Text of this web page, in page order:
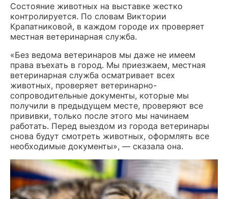
Состояние животных на выставке жестко
контролируется. По словам Виктории
Крапатниковой, в каждом городе их проверяет
местная ветеринарная служба.
«Без ведома ветеринаров мы даже не имеем
права въехать в город. Мы приезжаем, местная
ветеринарная служба осматривает всех
животных, проверяет ветеринарно-
сопроводительные документы, которые мы
получили в предыдущем месте, проверяют все
прививки, только после этого мы начинаем
работать. Перед выездом из города ветеринары
снова будут смотреть животных, оформлять все
необходимые документы», — сказала она.